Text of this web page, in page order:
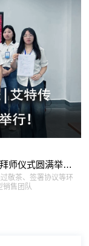
薪火传匠心，师徒共奋进 | 艾特传质第二场拜师仪式圆满举行！
敬茶、签署协议等环
销售团队